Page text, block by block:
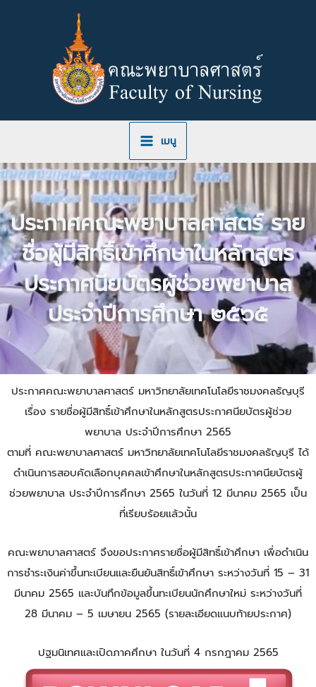
เมนู
ประกาศคณะพยาบาลศาสตร์ ราย
ชื่อผู้มีสิทธิ์เข้าศึกษาในหลักสูตร
ประกาศนียบัตรผู้ช่วยพยาบาล
ประจำปีการศึกษา ๒๕๖๕
ประกาศคณะพยาบาลศาสตร์ มหาวิทยาลัยเทคโนโลยีราชมงคลธัญบุรี
เรื่อง รายชื่อผู้มีสิทธิ์เข้าศึกษาในหลักสูตรประกาศนียบัตรผู้ช่วย
พยาบาล ประจำปีการศึกษา 2565
ตามที่ คณะพยาบาลศาสตร์ มหาวิทยาลัยเทคโนโลยีราชมงคลธัญบุรี ได้
ดำเนินการสอบคัดเลือกบุคคลเข้าศึกษาในหลักสูตรประกาศนียบัตรผู้
ช่วยพยาบาล ประจำปีการศึกษา 2565 ในวันที่ 12 มีนาคม 2565 เป็น
ที่เรียบร้อยแล้วนั้น
คณะพยาบาลศาสตร์ จึงขอประกาศรายชื่อผู้มีสิทธิ์เข้าศึกษา เพื่อดำเนิน
การชำระเงินค่าขึ้นทะเบียนและยืนยันสิทธิ์เข้าศึกษา ระหว่างวันที่ 15 – 31
มีนาคม 2565 และบันทึกข้อมูลขึ้นทะเบียนนักศึกษาใหม่ ระหว่างวันที่
28 มีนาคม – 5 เมษายน 2565 (รายละเอียดแนบท้ายประกาศ)
ปฐมนิเทศและเปิดภาคศึกษา ในวันที่ 4 กรกฎาคม 2565